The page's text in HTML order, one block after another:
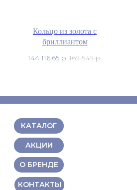
Кольцо из золота с
бриллиантом
144 116,65 р.169 549 р.
КАТАЛОГ
АКЦИИ
О БРЕНДЕ
КОНТАКТЫ